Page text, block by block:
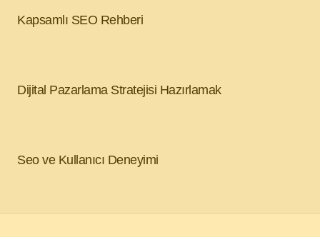
Kapsamlı SEO Rehberi
Dijital Pazarlama Stratejisi Hazırlamak
Seo ve Kullanıcı Deneyimi